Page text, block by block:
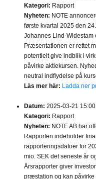
Kategori: Rapport
Nyheten: NOTE
første kvartal 2025 den
Johannes Lind-Widestam
Præsentationen er rettet
potentielt give indblik i
påvirke aktiekursen.
neutral indflydelse på
Läs mer här: Ladda ner
Datum: 2025-03-21
Kategori: Rapport
Nyheten: NOTE AB har
Rapporten indeholder
rapporteringsdatoer for
mio. SEK det seneste år
Årsrapporter giver
præstation og kan påvirke